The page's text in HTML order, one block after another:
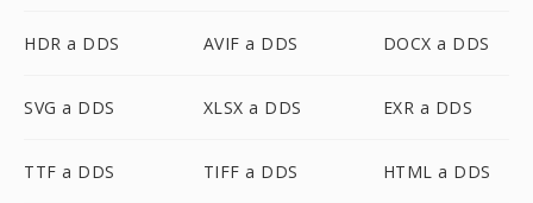
HDR a DDS AVIF a DDS DOCX a DDS
SVG a DDS XLSX a DDS EXR a DDS
TTF a DDS TIFF a DDS HTML a DDS